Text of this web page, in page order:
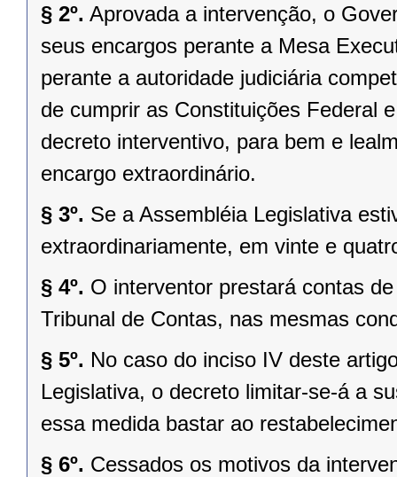
§ 2º. Aprovada a intervenção, o
seus encargos perante a Mesa
perante a autoridade judiciária
de cumprir as Constituições Federal
decreto interventivo, para bem e
encargo extraordinário.
§ 3º. Se a Assembléia Legislativa
extraordinariamente, em vinte e
§ 4º. O interventor prestará contas
Tribunal de Contas, nas mesmas
§ 5º. No caso do inciso IV deste
Legislativa, o decreto limitar-se-á a
essa medida bastar ao
§ 6º. Cessados os motivos da